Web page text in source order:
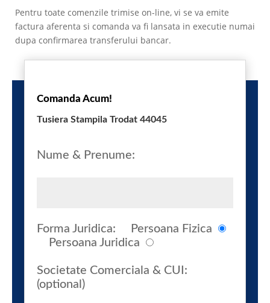
Pentru toate comenzile trimise on-line, vi se va emite
factura aferenta si comanda va fi lansata in executie numai
dupa confirmarea transferului bancar.
Comanda Acum!
Tusiera Stampila Trodat 44045
Nume & Prenume:
Forma Juridica:
Persoana Fizica
Persoana Juridica
Societate Comerciala & CUI:
(optional)